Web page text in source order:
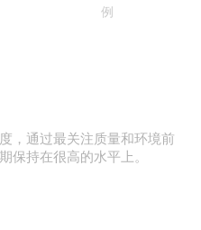
例
，通过最关注质量和环境前
保持在很高的水平上。